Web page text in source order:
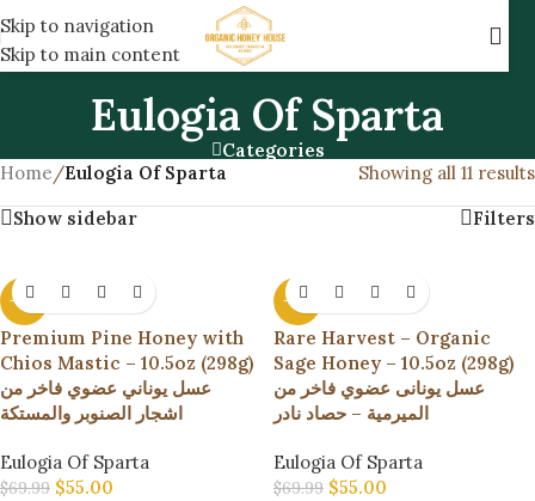
Skip to navigation
Skip to main content
Eulogia Of Sparta
Categories
Home/Eulogia Of Sparta
Showing all 11 results
Show sidebar
Filters
-21%
Premium Pine Honey with
Chios Mastic – 10.5oz (298g)
عسل يوناني عضوي فاخر من
اشجار الصنوبر والمستكة
Eulogia Of Sparta
$69.99 $55.00
-21%
Rare Harvest – Organic
Sage Honey – 10.5oz (298g)
عسل يونانى عضوي فاخر من
الميرمية – حصاد نادر
Eulogia Of Sparta
$69.99 $55.00